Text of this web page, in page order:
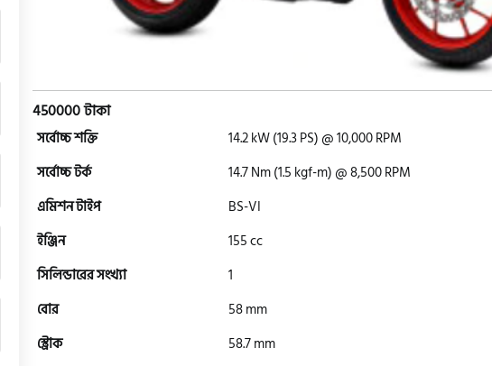
450000 টাকা
সর্বোচ্চ শক্তি
14.2 kW (19.3 PS) @ 10,000 RPM
সর্বোচ্চ টর্ক
14.7 Nm (1.5 kgf-m) @ 8,500 RPM
এমিশন টাইপ
BS-VI
ইঞ্জিন
155 cc
সিলিন্ডারের সংখ্যা
1
বোর
58 mm
স্ট্রোক
58.7 mm